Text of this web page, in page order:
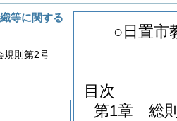
○日置市
目次
第1章
総
等に関する
則第2号